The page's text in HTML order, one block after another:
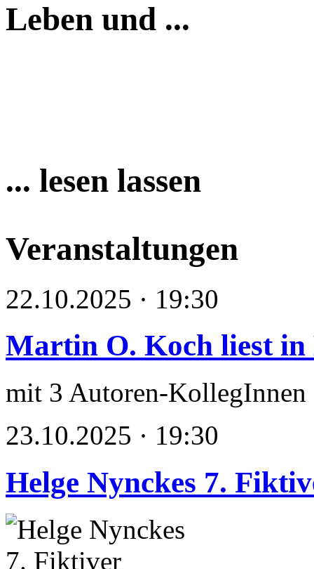
Leben und ...
... lesen lassen
Veranstaltungen
22.10.2025 · 19:30
Martin O. Koch liest in
mit 3 Autoren-KollegInnen
23.10.2025 · 19:30
Helge Nynckes 7.